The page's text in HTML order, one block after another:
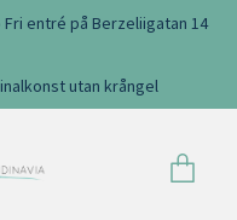
Fri entré på Berzeliigatan 14
utan krångel